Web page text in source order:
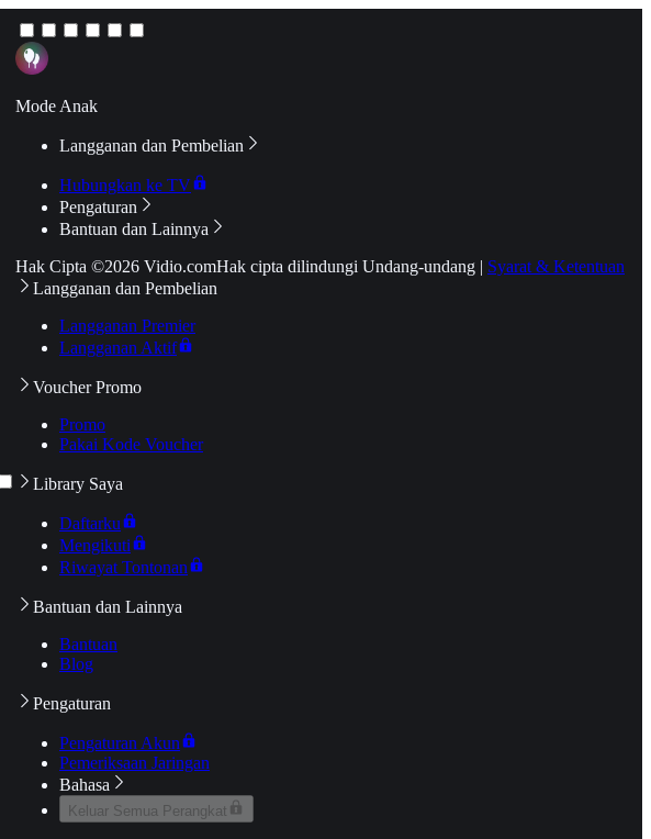
Mode Anak
Langganan dan Pembelian
Hubungkan ke TV
Pengaturan
Bantuan dan Lainnya
Hak Cipta ©2026 Vidio.comHak cipta dilindungi Undang-undang | Syarat & Ketentuan
Langganan dan Pembelian
Langganan Premier
Langganan Aktif
Voucher Promo
Promo
Pakai Kode Voucher
Library Saya
Daftarku
Mengikuti
Riwayat Tontonan
Bantuan dan Lainnya
Bantuan
Blog
Pengaturan
Pengaturan Akun
Pemeriksaan Jaringan
Bahasa
Keluar Semua Perangkat